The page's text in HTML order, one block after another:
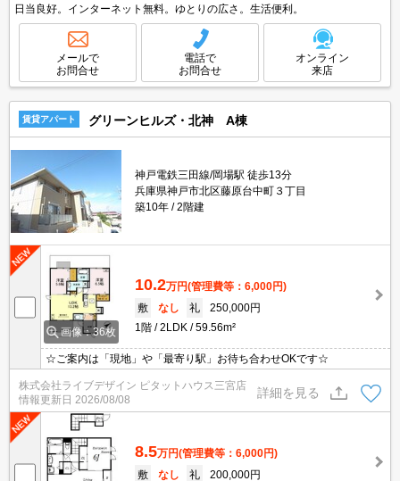
日当良好。インターネット無料。ゆとりの広さ。生活便利。
メールで
お問合せ
電話で
お問合せ
オンライン
来店
賃貸アパート グリーンヒルズ・北神 A棟
神戸電鉄三田線/岡場駅 徒歩13分
兵庫県神戸市北区藤原台中町３丁目
築10年
2階建
画像：36枚
10.2万円(管理費等：6,000円)
敷
なし 礼
250,000円
1階
2LDK 59.56m²
☆ご案内は「現地」や「最寄り駅」お待ち合わせOKです☆
株式会社ライブデザイン ピタットハウス三宮店
情報更新日 2026/08/08
詳細を見る
8.5万円(管理費等：6,000円)
敷
なし 礼
200,000円